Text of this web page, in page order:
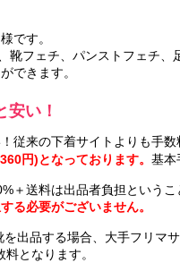
です。
靴フェチ、パンストフェチ
できます。
安い！
従来の下着サイトよりも手数
円)となっております。 基本
＋送料は出品者負担という
る必要がございません。
出品する場合、大手フリマ
となります。